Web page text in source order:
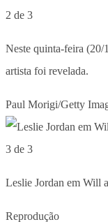
2 de 3
Neste quinta-feira (20/
artista foi revelada.
Paul Morigi/Getty
3 de 3
Leslie Jordan em Will
Reprodução